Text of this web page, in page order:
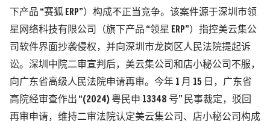
下产品 “赛狐 ERP”）构成不正当竞争。该案件源于深圳市领
星网络科技有限公司（旗下产品 “领星 ERP”）指控美云集公
司软件界面抄袭侵权，并向深圳市龙岗区人民法院提起诉
讼。深圳中院二审宣判后，美云集公司和店小秘公司不服，
向广东省高级人民法院申请再审。今年 1 月 15 日，广东省
高院经审查作出 “(2024) 粤民申 13348 号” 民事裁定，驳回
再审申请，维持二审法院认定美云集公司、店小秘公司构成